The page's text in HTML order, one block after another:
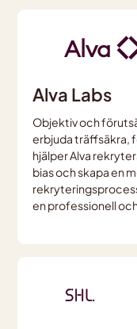
Alva Labs
Objektiv och
erbjuda träffsäkra,
hjälper Alva
bias och skapa en
en professionell